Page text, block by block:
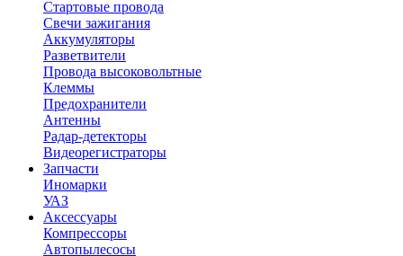
Стартовые провода
Свечи зажигания
Аккумуляторы
Разветвители
Провода высоковольтные
Клеммы
Предохранители
Антенны
Радар-детекторы
Видеорегистраторы
Запчасти
Иномарки
УАЗ
Аксесcуары
Компрессоры
Автопылесосы